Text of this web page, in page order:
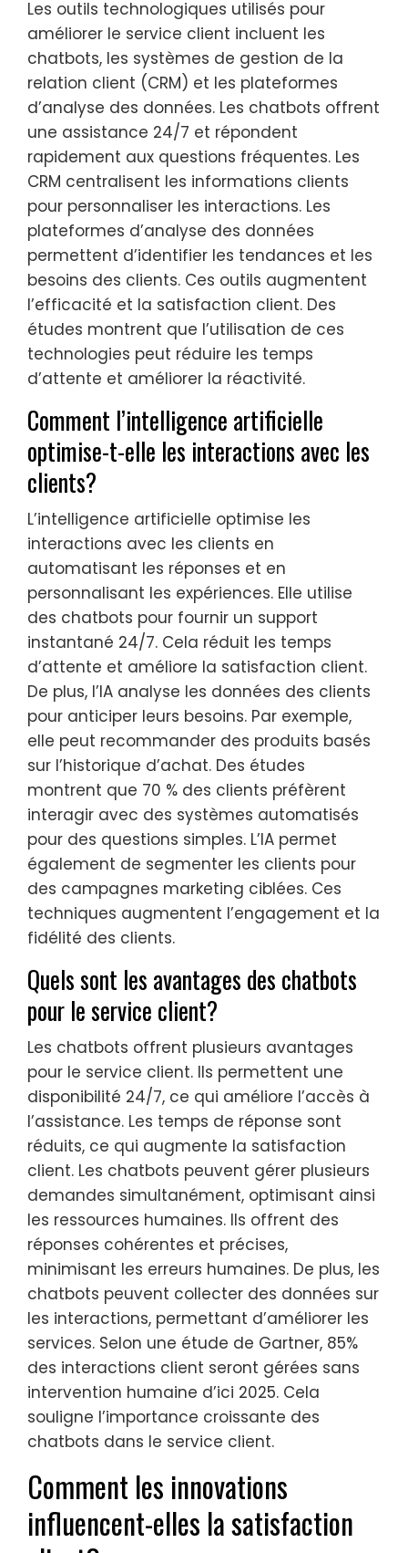
Les outils technologiques utilisés pour
améliorer le service client incluent les
chatbots, les systèmes de gestion de la
relation client (CRM) et les plateformes
d’analyse des données. Les chatbots offrent
une assistance 24/7 et répondent
rapidement aux questions fréquentes. Les
CRM centralisent les informations clients
pour personnaliser les interactions. Les
plateformes d’analyse des données
permettent d’identifier les tendances et les
besoins des clients. Ces outils augmentent
l’efficacité et la satisfaction client. Des
études montrent que l’utilisation de ces
technologies peut réduire les temps
d’attente et améliorer la réactivité.
Comment l’intelligence artificielle
optimise-t-elle les interactions avec les
clients?
L’intelligence artificielle optimise les
interactions avec les clients en
automatisant les réponses et en
personnalisant les expériences. Elle utilise
des chatbots pour fournir un support
instantané 24/7. Cela réduit les temps
d’attente et améliore la satisfaction client.
De plus, l’IA analyse les données des clients
pour anticiper leurs besoins. Par exemple,
elle peut recommander des produits basés
sur l’historique d’achat. Des études
montrent que 70 % des clients préfèrent
interagir avec des systèmes automatisés
pour des questions simples. L’IA permet
également de segmenter les clients pour
des campagnes marketing ciblées. Ces
techniques augmentent l’engagement et la
fidélité des clients.
Quels sont les avantages des chatbots
pour le service client?
Les chatbots offrent plusieurs avantages
pour le service client. Ils permettent une
disponibilité 24/7, ce qui améliore l’accès à
l’assistance. Les temps de réponse sont
réduits, ce qui augmente la satisfaction
client. Les chatbots peuvent gérer plusieurs
demandes simultanément, optimisant ainsi
les ressources humaines. Ils offrent des
réponses cohérentes et précises,
minimisant les erreurs humaines. De plus, les
chatbots peuvent collecter des données sur
les interactions, permettant d’améliorer les
services. Selon une étude de Gartner, 85%
des interactions client seront gérées sans
intervention humaine d’ici 2025. Cela
souligne l’importance croissante des
chatbots dans le service client.
Comment les innovations
influencent-elles la satisfaction